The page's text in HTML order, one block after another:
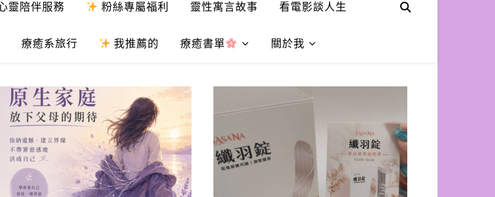
靈陪伴服務 粉絲專屬福利 靈性寓言故事 看電影談人生
療癒系旅行 我推薦的 療癒書單 關於我